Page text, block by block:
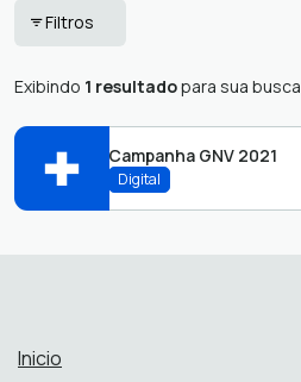
Filtros
Exibindo 1 resultadopara sua busca
Campanha GNV 2021
Digital
Inicio